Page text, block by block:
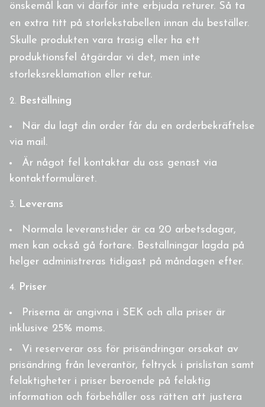
önskemål kan vi därför inte erbjuda returer. Så ta
en extra titt på storlekstabellen innan du beställer.
Skulle produkten vara trasig eller ha ett
produktionsfel åtgärdar vi det, men inte
storleksreklamation eller retur.
Beställning
När du lagt din order får du en orderbekräftelse
via mail.
Är något fel kontaktar du oss genast via
kontaktformuläret.
Leverans
Normala leveranstider är ca 20 arbetsdagar,
men kan också gå fortare. Beställningar lagda på
helger administreras tidigast på måndagen efter.
Priser
Priserna är angivna i SEK och alla priser är
inklusive 25% moms.
Vi reserverar oss för prisändringar orsakat av
prisändring från leverantör, feltryck i prislistan samt
felaktigheter i priser beroende på felaktig
information och förbehåller oss rätten att justera